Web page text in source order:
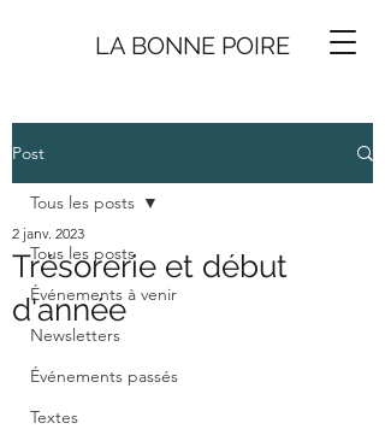
LA BONNE POIRE
Post
Tous les posts
Événements à venir
Newsletters
Événements passés
Textes
Tous les posts
Trésorerie et début
d'année
2 janv. 2023